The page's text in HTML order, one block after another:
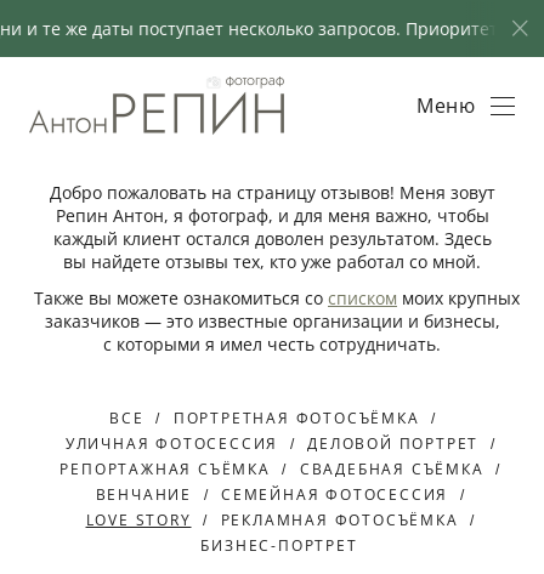
и те же даты поступает несколько запросов. Приоритет
Меню
Добро пожаловать на страницу отзывов! Меня зовут
Репин Антон, я фотограф, и для меня важно, чтобы
каждый клиент остался доволен результатом. Здесь
вы найдете отзывы тех, кто уже работал со мной.
Также вы можете ознакомиться со списком моих крупных
заказчиков — это известные организации и бизнесы,
с которыми я имел честь сотрудничать.
ВСЕ
ПОРТРЕТНАЯ ФОТОСЪЁМКА
УЛИЧНАЯ ФОТОСЕССИЯ
ДЕЛОВОЙ ПОРТРЕТ
РЕПОРТАЖНАЯ СЪЁМКА
СВАДЕБНАЯ СЪЁМКА
ВЕНЧАНИЕ
СЕМЕЙНАЯ ФОТОСЕССИЯ
LOVE STORY
РЕКЛАМНАЯ ФОТОСЪЁМКА
БИЗНЕС-ПОРТРЕТ